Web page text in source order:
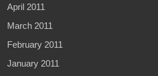
April 2011
March 2011
February 2011
January 2011